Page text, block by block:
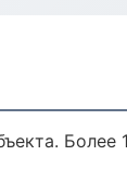
Более